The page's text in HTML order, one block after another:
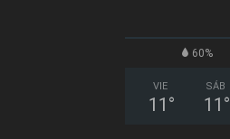
60%
VIE
11 °
SÁB
11 °